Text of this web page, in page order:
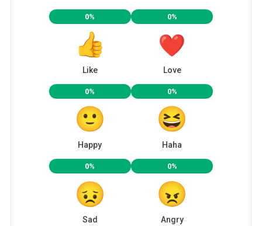
0%
Like
0%
Love
0%
Happy
0%
Haha
0%
Sad
0%
Angry